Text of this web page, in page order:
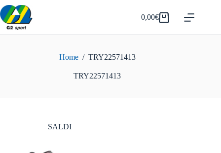
Salta
al
contenuto
Carrello
0,00€
Home / TRY22571413
TRY22571413
SALDI